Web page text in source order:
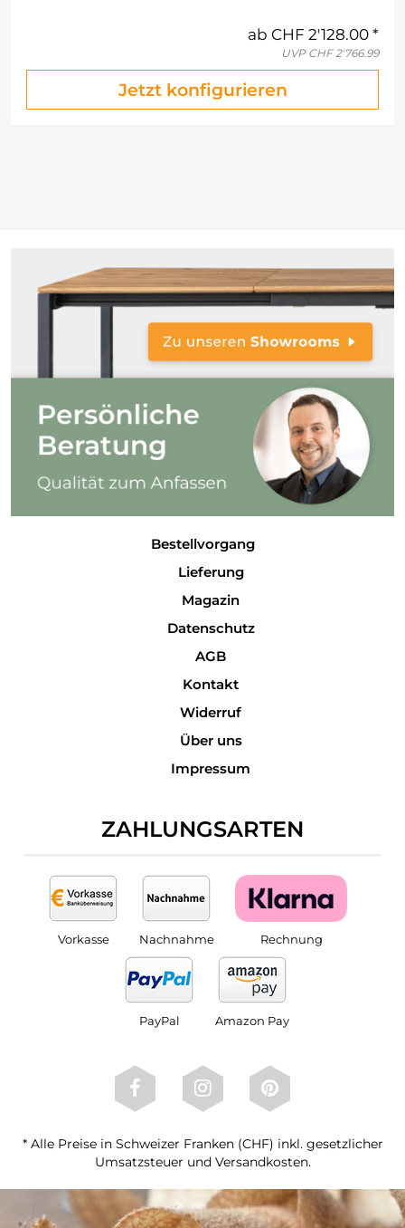
ab CHF 2'128.00
UVP CHF 2'766.99
Jetzt konfigurieren
Bestellvorgang
Lieferung
Magazin
Datenschutz
AGB
Kontakt
Widerruf
Über uns
Impressum
ZAHLUNGSARTEN
Vorkasse Nachnahme Rechnung
PayPal Amazon Pay
* Alle Preise in Schweizer Franken (CHF) inkl. gesetzlicher
Umsatzsteuer und Versandkosten.